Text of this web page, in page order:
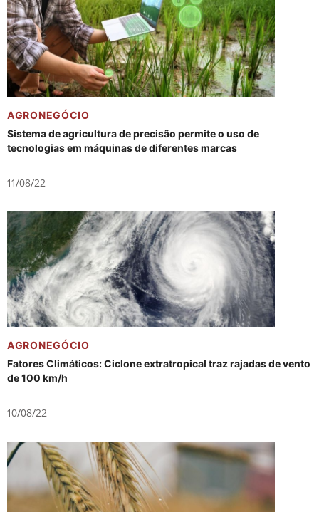
AGRONEGÓCIO
Sistema de agricultura de precisão permite o uso de
tecnologias em máquinas de diferentes marcas
11/08/22
AGRONEGÓCIO
Fatores Climáticos: Ciclone extratropical traz rajadas de vento
de 100 km/h
10/08/22